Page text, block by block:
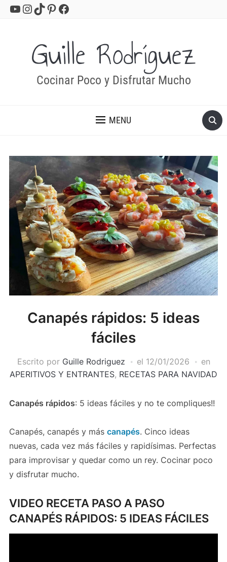
YouTube
Instagram
TikTok
Pinterest
Facebook
Guille Rodríguez
Cocinar Poco y Disfrutar Mucho
MENU
Canapés rápidos: 5 ideas
fáciles
Escrito por Guille Rodriguez el 12/01/2026
en
APERITIVOS Y ENTRANTES, RECETAS PARA NAVIDAD
Canapés rápidos: 5 ideas fáciles y no te compliques!!
Canapés, canapés y más canapés. Cinco ideas
nuevas, cada vez más fáciles y rapidísimas. Perfectas
para improvisar y quedar como un rey. Cocinar poco
y disfrutar mucho.
VIDEO RECETA PASO A PASO
CANAPÉS RÁPIDOS: 5 IDEAS FÁCILES